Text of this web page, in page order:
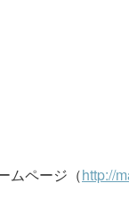
ムページ（http://